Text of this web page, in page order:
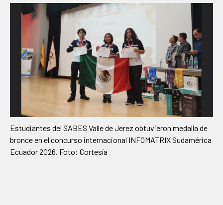
Estudiantes del SABES Valle de Jerez obtuvieron medalla de
bronce en el concurso internacional INFOMATRIX Sudamérica
Ecuador 2026. Foto: Cortesía